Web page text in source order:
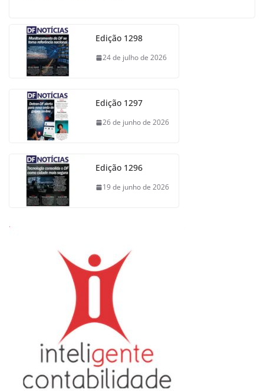
Edição 1298
24 de julho de 2026
Edição 1297
26 de junho de 2026
Edição 1296
19 de junho de 2026